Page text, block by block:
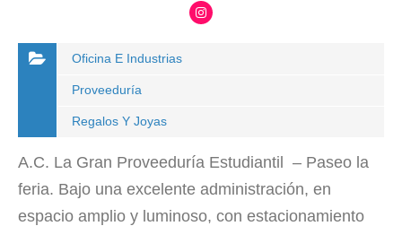
Oficina E Industrias
Proveeduría
Regalos Y Joyas
A.C. La Gran Proveeduría Estudiantil – Paseo la
feria. Bajo una excelente administración, en
espacio amplio y luminoso, con estacionamiento